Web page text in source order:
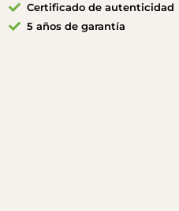
Certificado de autenticidad
5 años de garantía